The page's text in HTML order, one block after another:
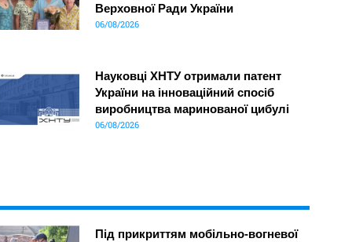
Верховної Ради України
06/08/2026
Науковці ХНТУ отримали патент
України на інноваційний спосіб
виробництва маринованої цибулі
06/08/2026
Під прикриттям мобільно-вогневої